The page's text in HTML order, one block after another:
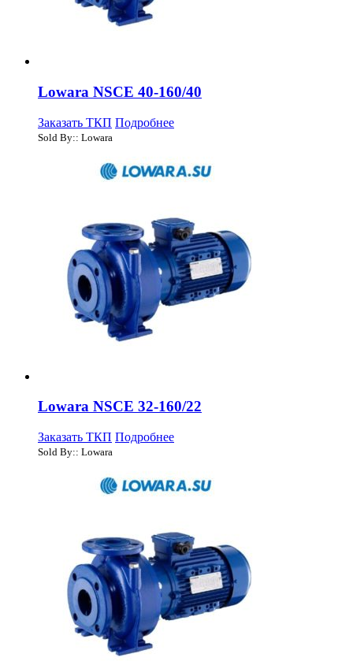
Lowara NSCE 40-160/40
Заказать ТКП Подробнее
Sold By:: Lowara
Lowara NSCE 32-160/22
Заказать ТКП Подробнее
Sold By:: Lowara